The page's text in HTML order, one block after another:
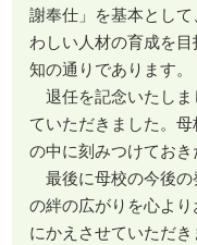
謝奉仕」を基本とし
わしい人材の育成を
知の通りであります。
退任を記念いたしま
ていただきました。
の中に刻みつけておき
最後に母校の今後の
の絆の広がりを心よ
にかえさせていただき